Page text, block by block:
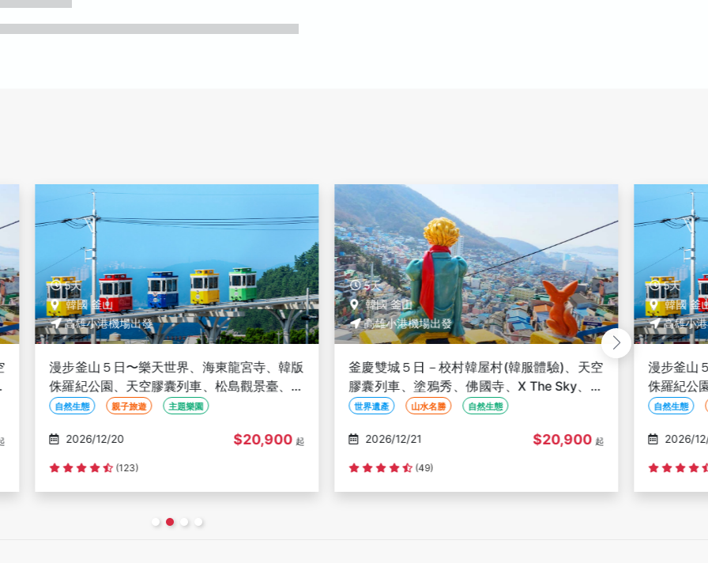
5天
韓國 釜山
高雄小港機場出發
漫步釜山５日〜樂天世界、海東龍宮寺、韓版
侏羅紀公園、天空膠囊列車、松島觀景臺、甘
川洞彩繪文化村、穿韓服體驗-高雄出發
自然生態 親子旅遊 主題樂園
2026/12/20 $20,900 起
(123)
5天
韓國 釜山
高雄小港機場出發
釜慶雙城５日－校村韓屋村(韓服體驗)、天空
膠囊列車、塗鴉秀、佛國寺、X The Sky、焗
烤雙龍蝦-高雄出發
世界遺產 山水名勝 自然生態
2026/12/21 $20,900 起
(49)
5天
韓國 釜
高雄小
漫步釜山
侏羅紀公
川洞彩繪
自然生態
2026/